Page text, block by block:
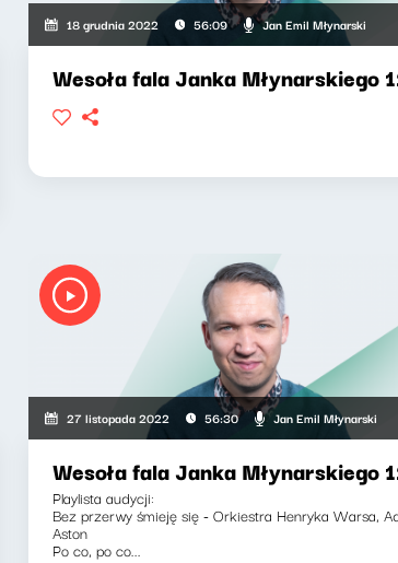
18 grudnia 2022 56:09 Jan Emil Młynarski
Wesoła fala Janka Młynarskiego
27 listopada 2022 56:30 Jan Emil Młynarski
Wesoła fala Janka Młynarskiego
Playlista audycji:
Bez przerwy śmieję się - Orkiestra Henryka Warsa,
Aston
Po co, po co...